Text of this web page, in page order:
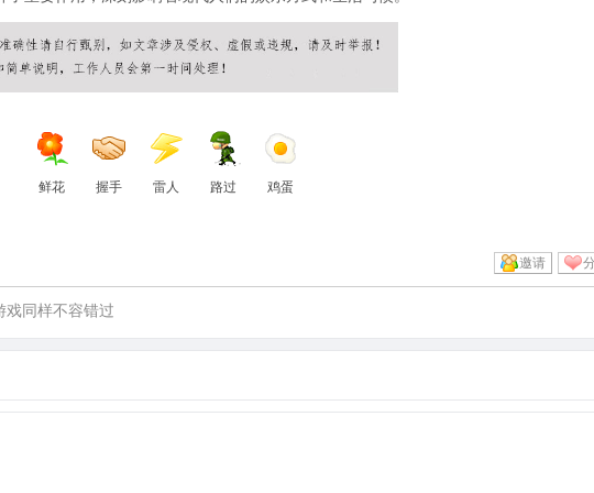
鲜花 握手 雷人 路过 鸡蛋
邀请
戏同样不容错过